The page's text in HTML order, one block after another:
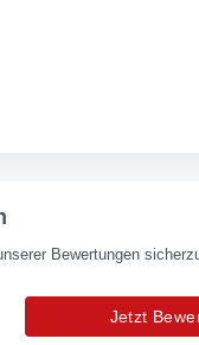
Bewertungen
Jetzt